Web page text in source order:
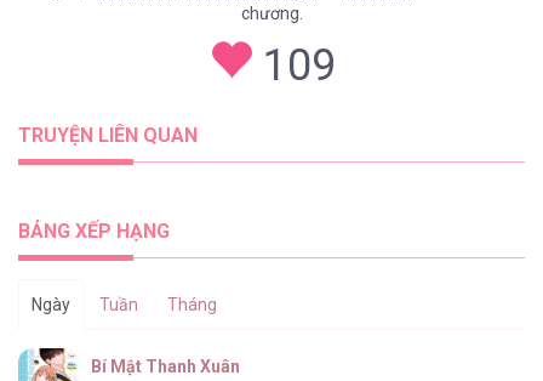
chương.
109
TRUYỆN LIÊN QUAN
BẢNG XẾP HẠNG
Ngày Tuần Tháng
Bí Mật Thanh Xuân